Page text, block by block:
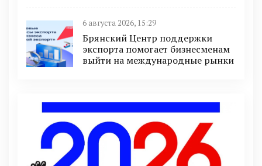
6 августа 2026, 15:29
Брянский Центр поддержки
экспорта помогает бизнесменам
выйти на международные рынки